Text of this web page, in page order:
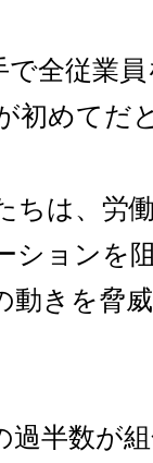
全従業
初めてだ
ちは、労
ションを
動きを脅
過半数が